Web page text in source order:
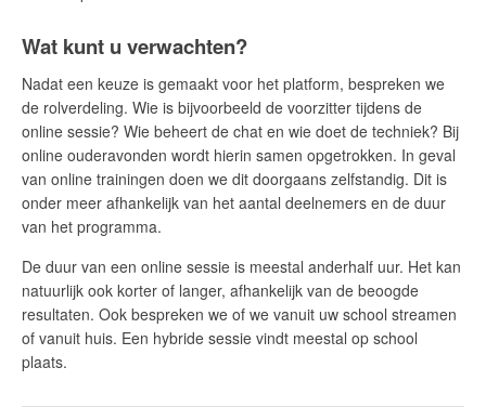
Wat kunt u verwachten?
Nadat een keuze is gemaakt voor het platform, bespreken we
de rolverdeling. Wie is bijvoorbeeld de voorzitter tijdens de
online sessie? Wie beheert de chat en wie doet de techniek? Bij
online ouderavonden wordt hierin samen opgetrokken. In geval
van online trainingen doen we dit doorgaans zelfstandig. Dit is
onder meer afhankelijk van het aantal deelnemers en de duur
van het programma.
De duur van een online sessie is meestal anderhalf uur. Het kan
natuurlijk ook korter of langer, afhankelijk van de beoogde
resultaten. Ook bespreken we of we vanuit uw school streamen
of vanuit huis. Een hybride sessie vindt meestal op school
plaats.